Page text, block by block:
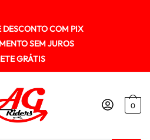
DESCONTO COM PIX
SEM JUROS
GRÁTIS
0